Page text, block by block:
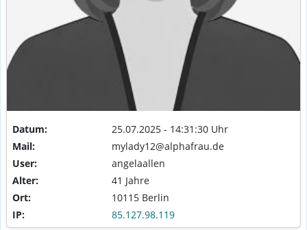
Datum:
25.07.2025 - 14:31:30 Uhr
Mail:
mylady12@alphafrau.de
User:
angelaallen
Alter:
41 Jahre
Ort:
10115 Berlin
IP:
85.127.98.119